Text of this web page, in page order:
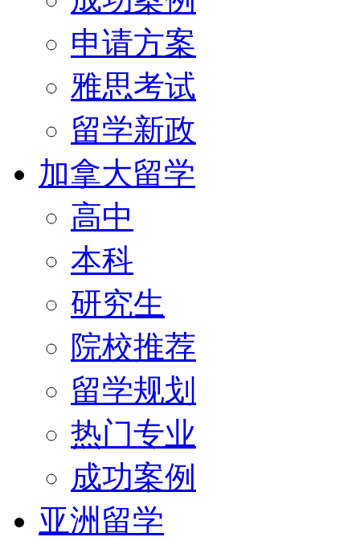
申请方案
雅思考试
留学新政
加拿大留学
高中
本科
研究生
院校推荐
留学规划
热门专业
成功案例
亚洲留学